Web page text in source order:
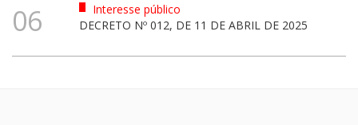
06
Interesse público
DECRETO Nº 012, DE 11 DE ABRIL DE 2025